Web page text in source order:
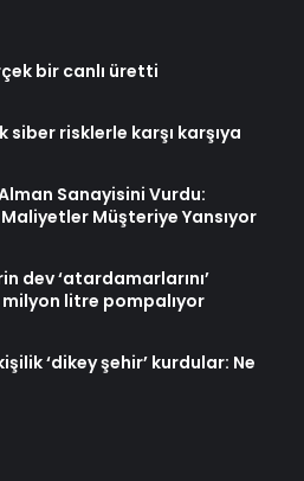
bir canlı üretti
risklerle karşı karşıya
Sanayisini Vurdu:
Müşteriye Yansıyor
dev ‘atardamarlarını’
litre pompalıyor
‘dikey şehir’ kurdular: Ne